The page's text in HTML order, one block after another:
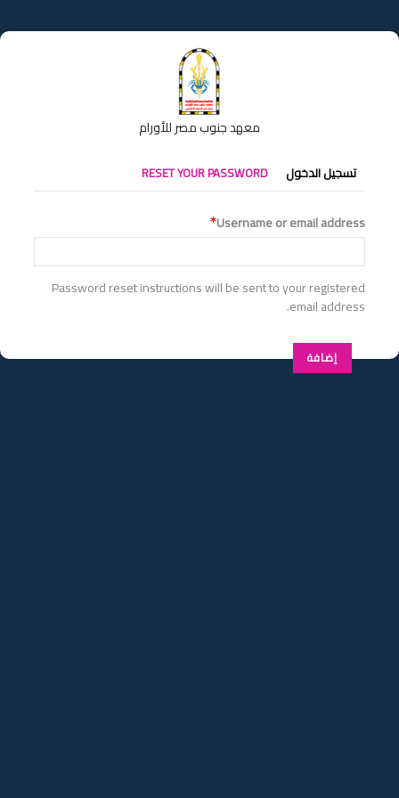
إلى
المحتوى
معهد جنوب مصر للأورام
التبويبات
الأساسية
تسجيل الدخول RESET YOUR PASSWORD
Username or email address
Password reset instructions will be sent to your registered
email address.